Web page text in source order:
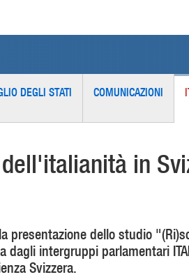
DEGLI STATI COMUNICAZIONI
in
presentazione dello studio
intergruppi parlamentari
Svizzera.